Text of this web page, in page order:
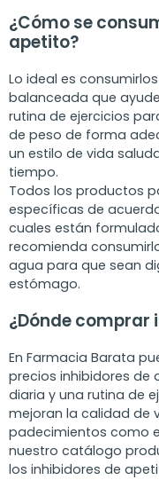
¿Cómo se
apetito?
Lo ideal es
balanceada que
rutina de ejercicios
de peso de forma
un estilo de vida
tiempo.
Todos los productos
específicas de
cuales están
recomienda
agua para que sean
estómago.
¿Dónde comprar
En Farmacia Barata
precios inhibidores
diaria y una rutina de
mejoran la calidad de
padecimientos como
nuestro catálogo
los inhibidores de